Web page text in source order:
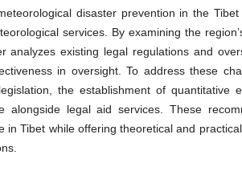
disaster prevention in the
services. By examining the
analyzes existing legal regulations and
in oversight. To address these
the establishment of
alongside legal aid services. These
in Tibet while offering theoretical and